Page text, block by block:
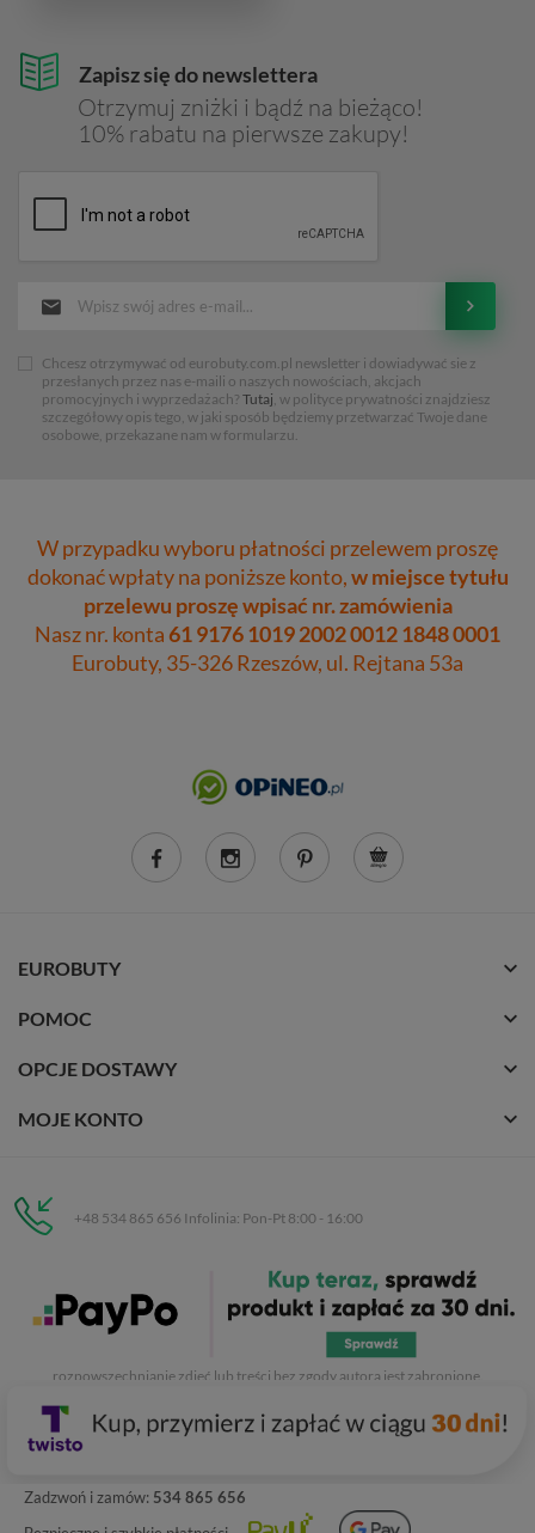
Zadzwoń i zamów: 534 865 656
Zapisz się do newslettera
Otrzymuj zniżki i bądź na bieżąco!
10% rabatu na pierwsze zakupy!
Chcesz otrzymywać od eurobuty.com.pl newsletter i dowiadywać sie z
przesłanych przez nas e-maili o naszych nowościach, akcjach
promocyjnych i wyprzedażach? Tutaj, w polityce prywatności znajdziesz
szczegółowy opis tego, w jaki sposób będziemy przetwarzać Twoje dane
osobowe, przekazane nam w formularzu.
W przypadku wyboru płatności przelewem proszę
dokonać wpłaty na poniższe konto,w miejsce tytułu
przelewu proszę wpisać nr. zamówienia
Nasz nr. konta61 9176 1019 2002 0012 1848 0001
Eurobuty, 35-326 Rzeszów, ul. Rejtana 53a
EUROBUTY
POMOC
OPCJE DOSTAWY
MOJE KONTO
+48 534 865 656 Infolinia: Pon-Pt 8:00 - 16:00
C.H. Respan, Rejtana 53a/250
35-326 Rzeszów
. Kopiowanie, przetwarzanie,
rozpowszechnianie zdjęć lub treści bez zgody autora jest zabronione.